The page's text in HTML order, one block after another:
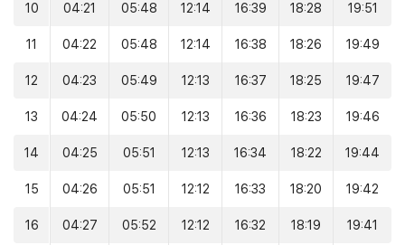
10 04:21 05:48 12:14 16:39 18:28 19:51
11 04:22 05:48 12:14 16:38 18:26 19:49
12 04:23 05:49 12:13 16:37 18:25 19:47
13 04:24 05:50 12:13 16:36 18:23 19:46
14 04:25 05:51 12:13 16:34 18:22 19:44
15 04:26 05:51 12:12 16:33 18:20 19:42
16 04:27 05:52 12:12 16:32 18:19 19:41